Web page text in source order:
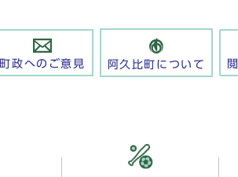
町政へのご意見 阿久比町について